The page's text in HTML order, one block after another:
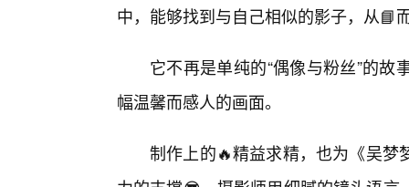
中，能够找到与自己相似的影子，从📘
它不再是单纯的“偶像与粉丝”的
幅温馨而感人的画面。
制作上的🔥精益求精，也为《吴梦